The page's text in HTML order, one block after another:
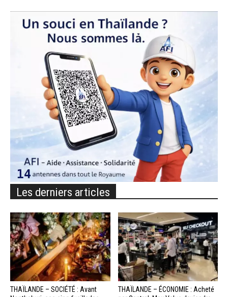
Les derniers articles
THAÏLANDE – SOCIÉTÉ : Avant
THAÏLANDE – ÉCONOMIE : Acheté